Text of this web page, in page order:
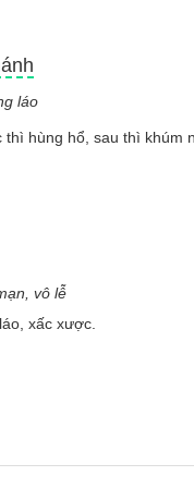
láo
thì hùng hổ, sau thì khúm
vô lễ
xấc xược.